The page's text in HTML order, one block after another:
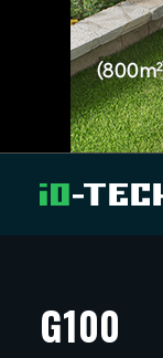
ARTIKKELIT
G100